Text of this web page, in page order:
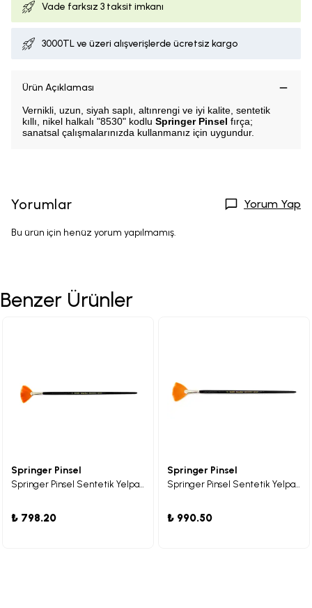
Vade farksız 3 taksit imkanı
3000TL ve üzeri alışverişlerde ücretsiz kargo
Ürün Açıklaması
Vernikli, uzun, siyah saplı, altınrengi ve iyi kalite, sentetik
kıllı, nikel halkalı "8530" kodlu Springer Pinsel fırça;
sanatsal çalışmalarınızda kullanmanız için uygundur.
Yorumlar Yorum Yap
Bu ürün için henüz yorum yapılmamış.
Benzer Ürünler
Springer Pinsel
Springer Pinsel Sentetik Yelpaze Fırça 06
₺ 798.20
Springer Pinsel
Springer Pinsel Sentetik Yelpaze Fırça 10
₺ 990.50